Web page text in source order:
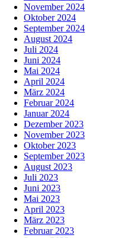
November 2024
Oktober 2024
September 2024
August 2024
Juli 2024
Juni 2024
Mai 2024
April 2024
März 2024
Februar 2024
Januar 2024
Dezember 2023
November 2023
Oktober 2023
September 2023
August 2023
Juli 2023
Juni 2023
Mai 2023
April 2023
März 2023
Februar 2023